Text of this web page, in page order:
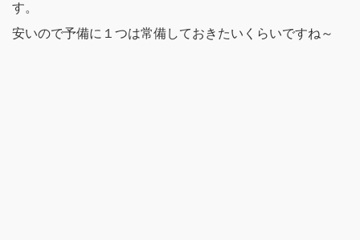
す。
安いので予備に１つは常備しておきたいくらいですね～